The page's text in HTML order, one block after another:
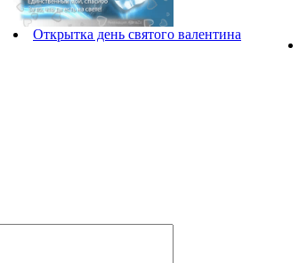
Открытка день святого валентина